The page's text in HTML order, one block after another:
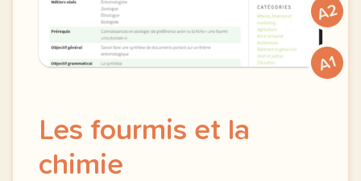
A2
A1
Les fourmis et la
chimie